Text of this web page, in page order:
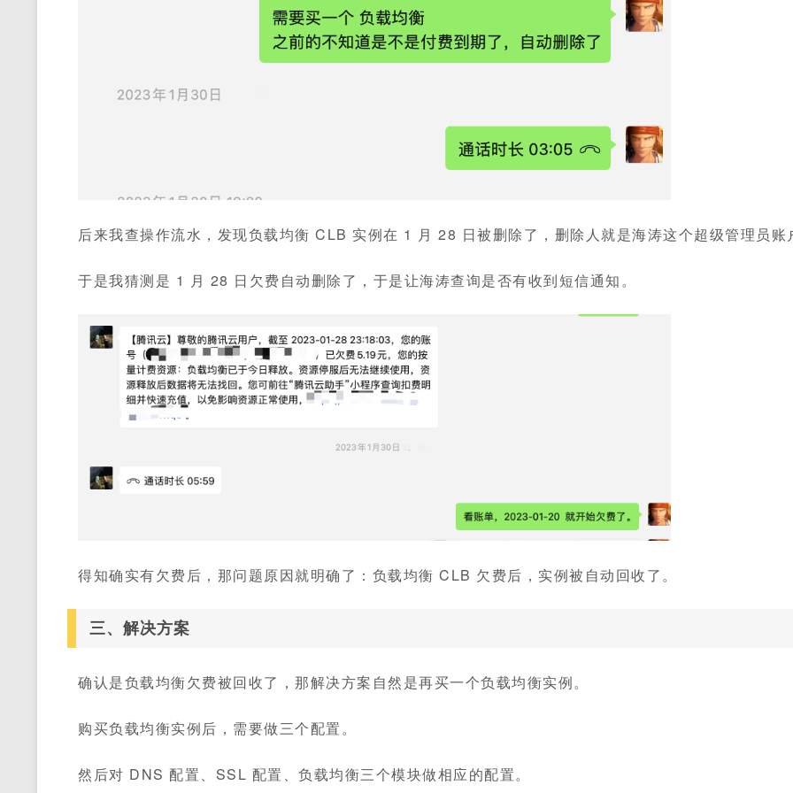
后来我查操作流水，发现负载均衡 CLB 实例在 1 月 28 日被删除了，删除人就是海涛这个超级管理员账
于是我猜测是 1 月 28 日欠费自动删除了，于是让海涛查询是否有收到短信通知。
得知确实有欠费后，那问题原因就明确了：负载均衡 CLB 欠费后，实例被自动回收了。
三、解决方案
确认是负载均衡欠费被回收了，那解决方案自然是再买一个负载均衡实例。
购买负载均衡实例后，需要做三个配置。
然后对 DNS 配置、SSL 配置、负载均衡三个模块做相应的配置。